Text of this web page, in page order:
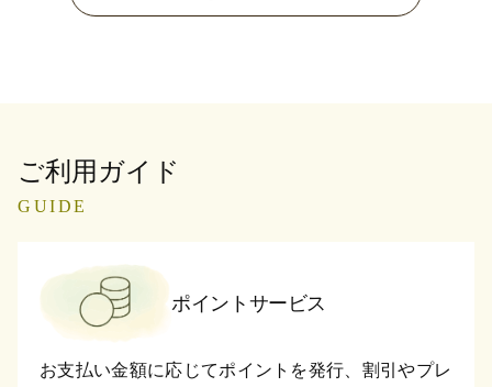
ご利用ガイド
GUIDE
ポイントサービス
お支払い金額に応じてポイントを発行、割引やプレ